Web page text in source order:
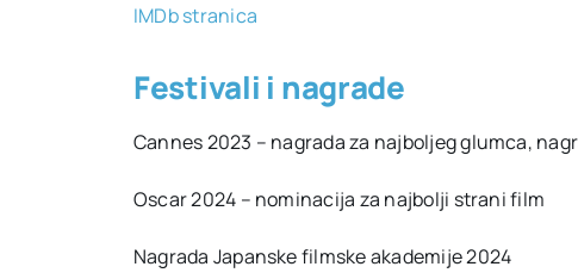
IMDb stranica
Festivali i nagrade
Cannes 2023 – nagrada za najboljeg glumca,
Oscar 2024 – nominacija za najbolji strani film
Nagrada Japanske filmske akademije 2024